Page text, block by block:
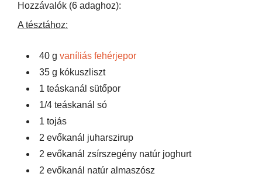
Hozzávalók (6 adaghoz):
A tésztához:
40 g vaníliás fehérjepor
35 g kókuszliszt
1 teáskanál sütőpor
1/4 teáskanál só
1 tojás
2 evőkanál juharszirup
2 evőkanál zsírszegény natúr joghurt
2 evőkanál natúr almaszósz